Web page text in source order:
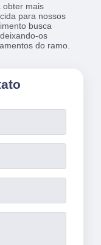
obter mais
para nossos
busca
os
do ramo.